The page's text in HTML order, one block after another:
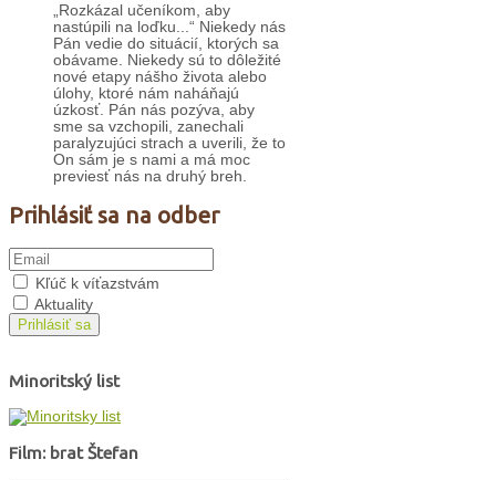
„Rozkázal učeníkom, aby
nastúpili na loďku...“ Niekedy nás
Pán vedie do situácií, ktorých sa
obávame. Niekedy sú to dôležité
nové etapy nášho života alebo
úlohy, ktoré nám naháňajú
úzkosť. Pán nás pozýva, aby
sme sa vzchopili, zanechali
paralyzujúci strach a uverili, že to
On sám je s nami a má moc
previesť nás na druhý breh.
Prihlásiť sa na odber
Kľúč k víťazstvám
Aktuality
Prihlásiť sa
Minoritský list
Film: brat Štefan